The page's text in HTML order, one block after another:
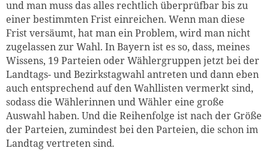
und man muss das alles rechtlich überprüfbar bis zu
einer bestimmten Frist einreichen. Wenn man diese
Frist versäumt, hat man ein Problem, wird man nicht
zugelassen zur Wahl. In Bayern ist es so, dass, meines
Wissens, 19 Parteien oder Wählergruppen jetzt bei der
Landtags- und Bezirkstagwahl antreten und dann eben
auch entsprechend auf den Wahllisten vermerkt sind,
sodass die Wählerinnen und Wähler eine große
Auswahl haben. Und die Reihenfolge ist nach der Größe
der Parteien, zumindest bei den Parteien, die schon im
Landtag vertreten sind.